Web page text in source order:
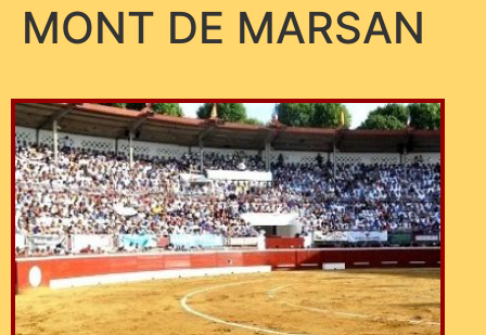
MONT DE MARSAN